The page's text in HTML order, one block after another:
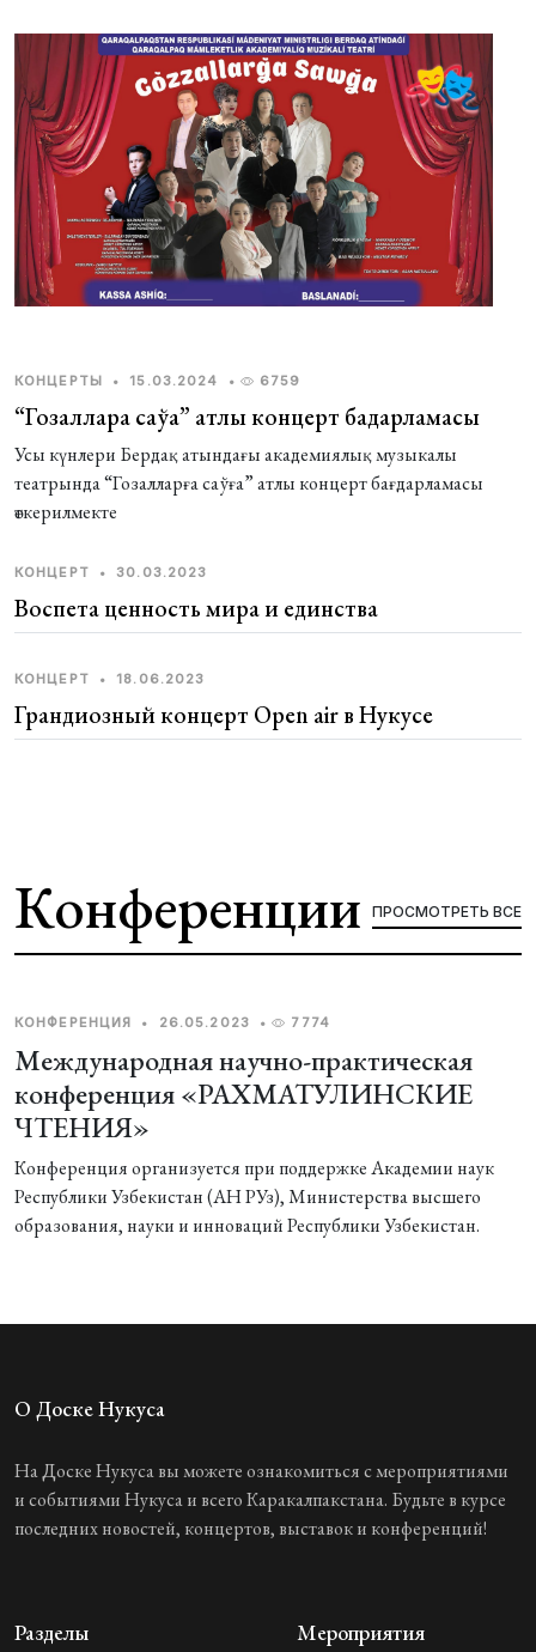
КОНЦЕРТЫ • 15.03.2024 • 6759
“Гозалларға саўға” атлы концерт бағдарламасы
Усы күнлери Бердақ атындағы академиялық музыкалы
театрында “Гозалларға саўға” атлы концерт бағдарламасы
өткерилмекте
КОНЦЕРТ • 30.03.2023
Воспета ценность мира и единства
КОНЦЕРТ • 18.06.2023
Грандиозный концерт Open air в Нукусе
Конференции ПРОСМОТРЕТЬ ВСЕ
КОНФЕРЕНЦИЯ • 26.05.2023 • 7774
Международная научно-практическая
конференция «РАХМАТУЛИНСКИЕ
ЧТЕНИЯ»
Конференция организуется при поддержке Академии наук
Республики Узбекистан (АН РУз), Министерства высшего
образования, науки и инноваций Республики Узбекистан.
О Доске Нукуса
На Доске Нукуса вы можете ознакомиться с мероприятиями
и событиями Нукуса и всего Каракалпакстана. Будьте в курсе
последних новостей, концертов, выставок и конференций!
Разделы Мероприятия